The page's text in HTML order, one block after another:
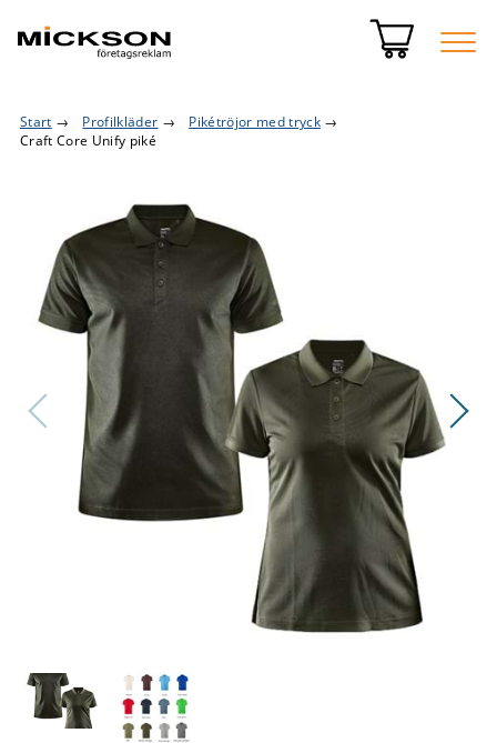
Start → Profilkläder → Pikétröjor med tryck →
Craft Core Unify piké